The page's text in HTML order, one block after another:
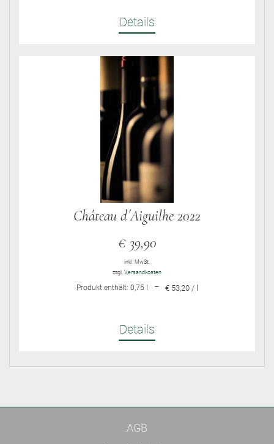
Details
Château d´Aiguilhe 2022
€39,90
inkl. MwSt.
zzgl. Versandkosten
Produkt enthält: 0,75 – € 53,20 / l
Details
AGB